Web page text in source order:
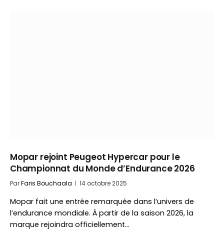
Mopar rejoint Peugeot Hypercar pour le
Championnat du Monde d’Endurance 2026
ParFaris Bouchaala 14 octobre 2025
Mopar fait une entrée remarquée dans l’univers de
l’endurance mondiale. À partir de la saison 2026, la
marque rejoindra officiellement…